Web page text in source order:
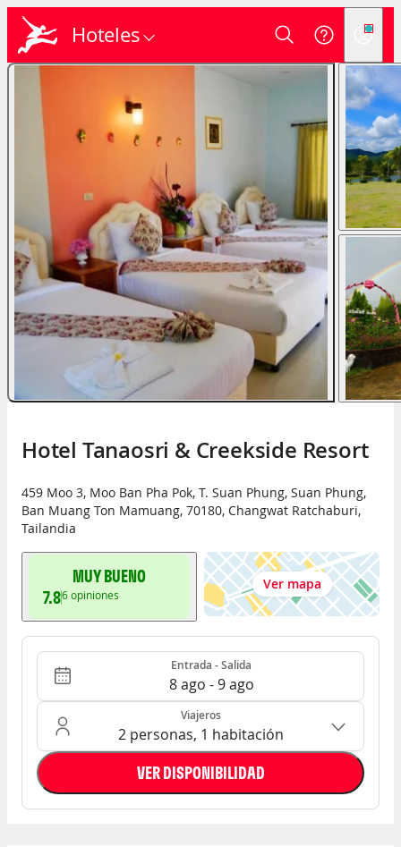
Hoteles
Hotel Tanaosri & Creekside Resort
459 Moo 3, Moo Ban Pha Pok, T. Suan Phung, Suan Phung,
Ban Muang Ton Mamuang, 70180, Changwat Ratchaburi,
Tailandia
MUY BUENO
7.86opiniones
Ver mapa
Entrada - Salida Entrada - Salida
8 ago - 9 ago
Ocupación: 2 personas, 1 habitación
Viajeros
2 personas, 1 habitación
VER DISPONIBILIDAD